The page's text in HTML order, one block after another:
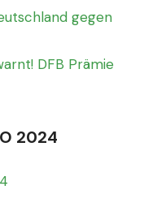
gegen
DFB Prämie
2024